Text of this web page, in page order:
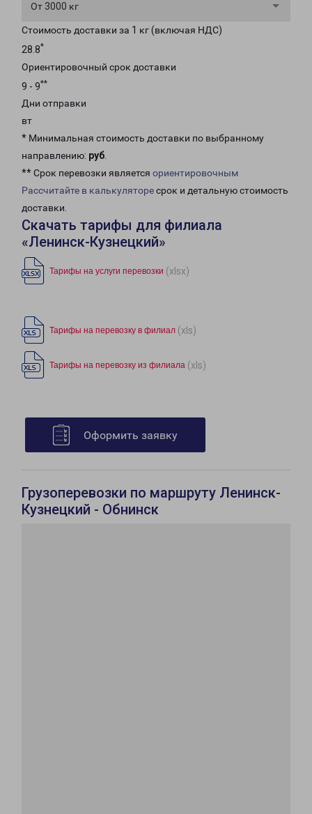
От 3000 кг
Стоимость доставки за 1 кг (включая НДС)
28.8*
Ориентировочный срок доставки
9 - 9**
Дни отправки
вт
* Минимальная стоимость доставки по выбранному
направлению: руб.
** Срок перевозки является ориентировочным
Рассчитайте в калькуляторесрок и детальную стоимость
доставки.
Скачать тарифы для филиала
«Ленинск-Кузнецкий»
Тарифы на услуги перевозки (xlsx)
Тарифы на перевозку в филиал (xls)
Тарифы на перевозку из филиала (xls)
Оформить заявку
Грузоперевозки по маршруту Ленинск-
Кузнецкий - Обнинск